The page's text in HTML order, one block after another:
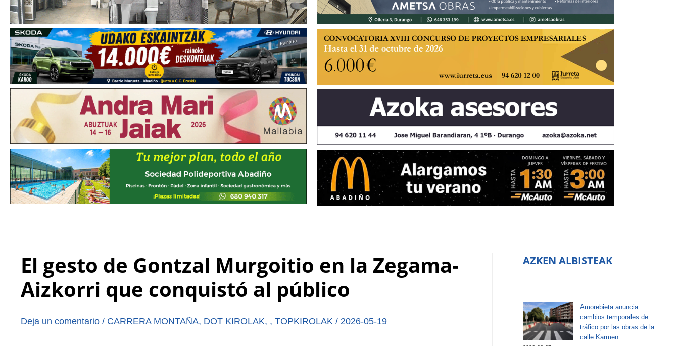
El gesto de Gontzal Murgoitio en la Zegama-
Aizkorri que conquistó al público
Deja un comentario / CARRERA MONTAÑA, DOT KIROLAK, , TOPKIROLAK / 2026-05-19
AZKEN ALBISTEAK
Amorebieta anuncia
cambios temporales de
tráfico por las obras de la
calle Karmen